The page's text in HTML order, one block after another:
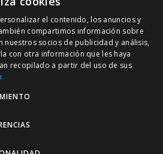
DEPORTIVO
Contacto
el contenido, los anuncios y
compartimos información sobre
nuestros socios de publicidad y análisis,
con otra información que les haya
recopilado a partir del uso de sus